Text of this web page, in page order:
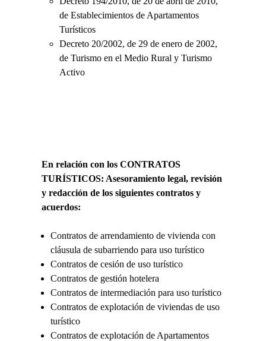
de Establecimientos de Apartamentos
Turísticos
Decreto 20/2002, de 29 de enero de 2002,
de Turismo en el Medio Rural y Turismo
Activo
En relación con los CONTRATOS
TURÍSTICOS: Asesoramiento legal, revisión
y redacción de los siguientes contratos y
acuerdos:
Contratos de arrendamiento de vivienda con
cláusula de subarriendo para uso turístico
Contratos de cesión de uso turístico
Contratos de gestión hotelera
Contratos de intermediación para uso turístico
Contratos de explotación de viviendas de uso
turístico
Contratos de explotación de Apartamentos